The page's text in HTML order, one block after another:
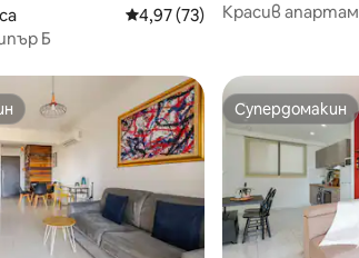
отзива Средна оценка: 4,97 от 5,
4,97 (73)
Б
Красив
Супердомакин
Супердомакин